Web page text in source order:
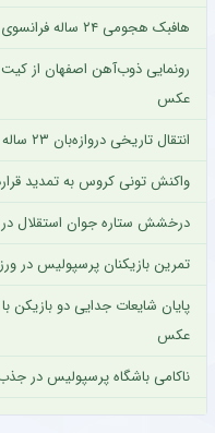
هافبک هجومی ۲۴ ساله فرانسوی به پاری‌سن‌ژرمن پیوست + عکس
رونمایی ذوب‌آهن اصفهان از
عکس
انتقال تاریخی دروازه‌بان ۲۳ ساله منچسترسیتی به لیدز یونایتد + عکس
واکنش تونی کروس به تمدید
درخشش ستاره جوان استقلال
تمرین بازیکنان پرسپولیس در
پایان شایعات جدایی دو بازیکن
عکس
ناکامی باشگاه پرسپولیس در